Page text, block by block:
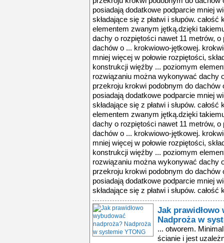
posiadają dodatkowe podparcie mniej
składające się z płatwi i słupów.
elementem zwanym jętką.dzięki
dachy o rozpiętości nawet 11 metrów,
dachów o ... krokwiowo-jętkowej.
mniej więcej w połowie rozpiętości,
konstrukcji więźby ... poziomym
rozwiązaniu można wykonywać dachy
przekroju krokwi podobnym do
posiadają dodatkowe podparcie mniej
składające się z płatwi i słupów.
elementem zwanym jętką.dzięki
dachy o rozpiętości nawet 11 metrów,
dachów o ... krokwiowo-jętkowej.
mniej więcej w połowie rozpiętości,
konstrukcji więźby ... poziomym
rozwiązaniu można wykonywać dachy
przekroju krokwi podobnym do
posiadają dodatkowe podparcie mniej
składające się z płatwi i słupów.
Jak prawidłowo
Nadproża w
... otworem.
ścianie i jest